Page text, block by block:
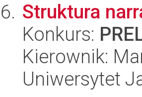
Struktura
Konkurs:
Kierownik:
Uniwersytet